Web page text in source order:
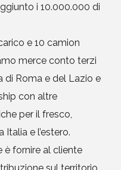
i 10.000.000 di
e 10 camion
merce conto terzi
di Roma e del Lazio e
con altre
per il fresco,
e l’estero.
è fornire al cliente